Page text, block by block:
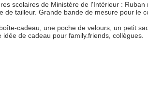
scolaires de Ministère de l'Intérieur :
de tailleur. Grande bande de mesure pour
cadeau, une poche de velours, un petit
de cadeau pour family.friends, collègues.